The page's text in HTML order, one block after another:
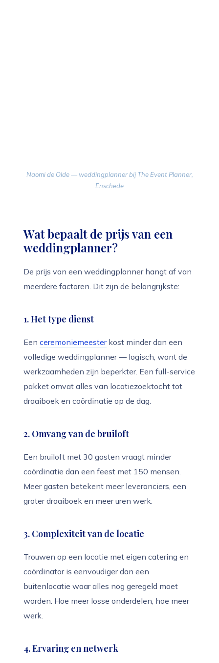
Naomi de Olde — weddingplanner bij The Event Planner,
Enschede
Wat bepaalt de prijs van een
weddingplanner?
De prijs van een weddingplanner hangt af van
meerdere factoren. Dit zijn de belangrijkste:
1. Het type dienst
Een ceremoniemeesterkost minder dan een
volledige weddingplanner — logisch, want de
werkzaamheden zijn beperkter. Een full-service
pakket omvat alles van locatiezoektocht tot
draaiboek en coördinatie op de dag.
2. Omvang van de bruiloft
Een bruiloft met 30 gasten vraagt minder
coördinatie dan een feest met 150 mensen.
Meer gasten betekent meer leveranciers, een
groter draaiboek en meer uren werk.
3. Complexiteit van de locatie
Trouwen op een locatie met eigen catering en
coördinator is eenvoudiger dan een
buitenlocatie waar alles nog geregeld moet
worden. Hoe meer losse onderdelen, hoe meer
werk.
4. Ervaring en netwerk